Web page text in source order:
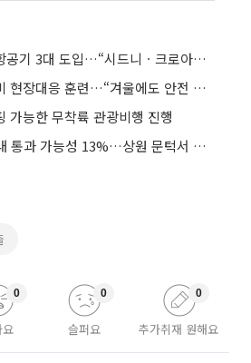
티웨이항공, 중대형 항공기 3대 도입…“시드니ㆍ크로아티아 등 중장거리 노선 확장”
티웨이항공, 폭설 대비 현장대응 훈련…“겨울에도 안전 최우선”
가능한 무착륙 관광비행 진행
美 클래리티 법안 연내 통과 가능성 13%…상원 문턱서 제동
0
슬퍼요
0
추가취재 원해요
0